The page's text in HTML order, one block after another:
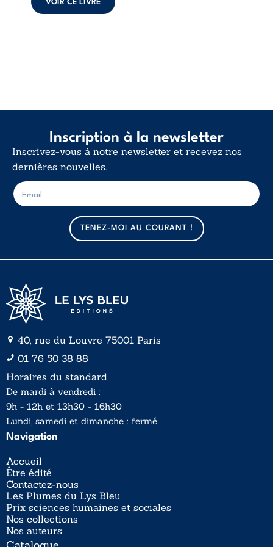
VOIR CE LIVRE
Inscription à la newsletter
Inscrivez-vous à notre newsletter et recevez nos
dernières nouvelles.
m
a
i
l
E
-
m
TENEZ-MOI AU COURANT !
40, rue du Louvre 75001 Paris
01 76 50 38 88
Horaires du standard
De mardi à vendredi :
9h - 12h et 13h30 - 16h30
Lundi, samedi et dimanche : fermé
Navigation
Accueil
Être édité
Contactez-nous
Les Plumes du Lys Bleu
Prix sciences humaines et sociales
Nos collections
Nos auteurs